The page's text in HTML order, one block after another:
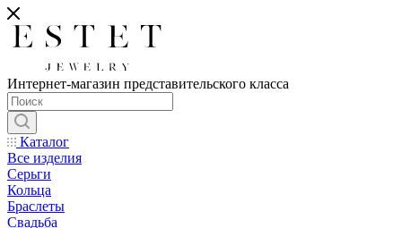
Интернет-магазин представительского класса
Каталог
Все изделия
Серьги
Кольца
Браслеты
Свадьба